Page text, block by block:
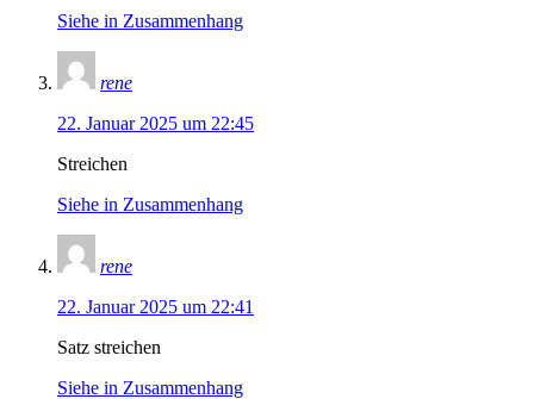
Siehe in Zusammenhang
rene
22. Januar 2025 um 22:45
Streichen
Siehe in Zusammenhang
rene
22. Januar 2025 um 22:41
Satz streichen
Siehe in Zusammenhang